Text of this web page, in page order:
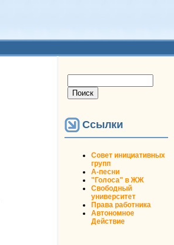
Ссылки
Совет инициативных
групп
А-песни
"Голоса" в ЖЖ
Свободный
университет
Права работника
Автономное
Действие